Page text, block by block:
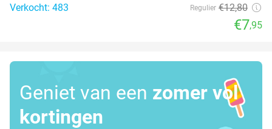
Verkocht: 483
Regulier €12,80
€7,95
Geniet van een zomer vol
kortingen